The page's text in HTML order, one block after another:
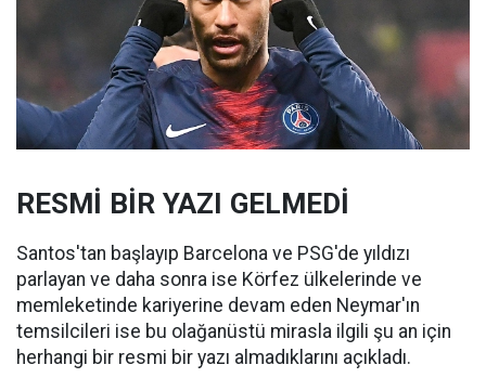
RESMİ BİR YAZI GELMEDİ
Santos'tan başlayıp Barcelona ve PSG'de yıldızı
parlayan ve daha sonra ise Körfez ülkelerinde ve
memleketinde kariyerine devam eden Neymar'ın
temsilcileri ise bu olağanüstü mirasla ilgili şu an için
herhangi bir resmi bir yazı almadıklarını açıkladı.